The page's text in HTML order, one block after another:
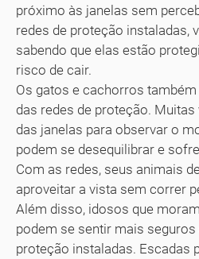
próximo às janelas sem
redes de proteção instaladas,
sabendo que elas estão
risco de cair.
Os gatos e cachorros
das redes de proteção.
das janelas para observar o
podem se desequilibrar e
Com as redes, seus animais
aproveitar a vista sem correr
Além disso, idosos que
podem se sentir mais
proteção instaladas. Escadas